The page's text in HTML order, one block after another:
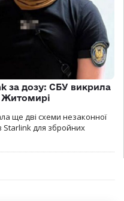
за дозу: СБУ викрила
Житомирі
ще дві схеми незаконної
Starlink для збройних